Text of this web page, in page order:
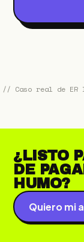
// Caso real de ER
¿LISTO
DE
HUMO?
Quiero mi